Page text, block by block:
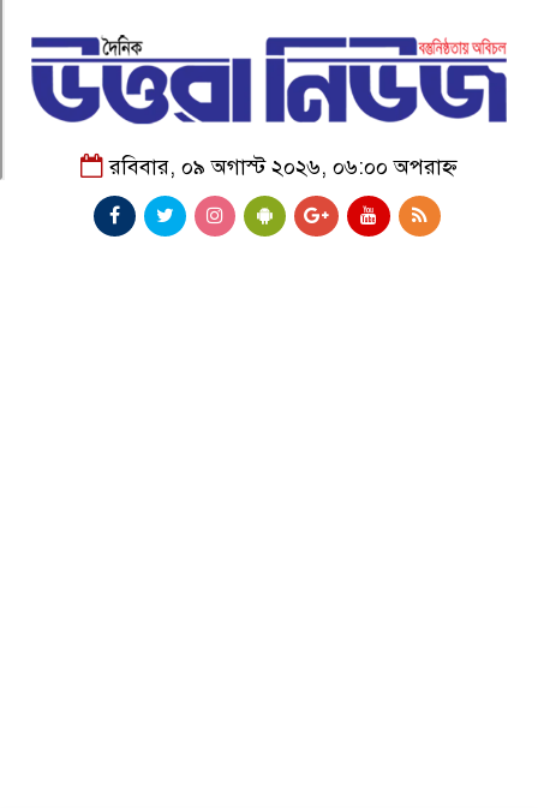
রবিবার, ০৯ অগাস্ট ২০২৬, ০৬:০০ অপরাহ্ন